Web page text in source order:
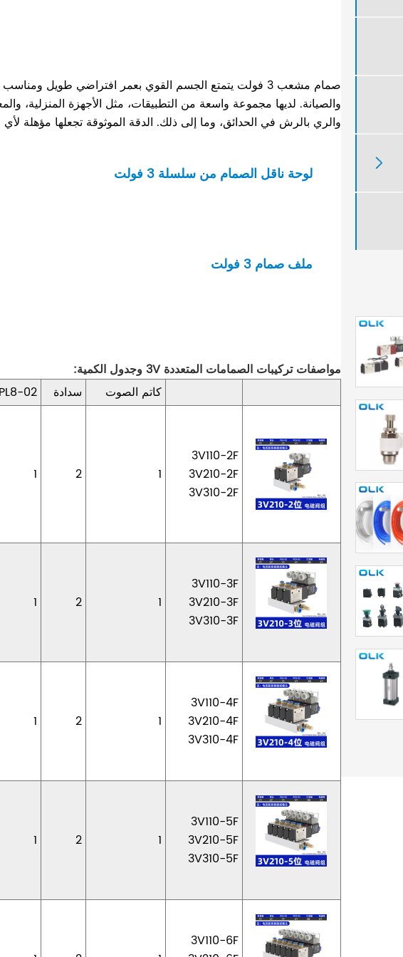

صمام مشعب 3 فولت يتمتع الجسم القوي بعمر افتراضي طويل
والصيانة. لديها مجموعة واسعة من التطبيقات، مثل الأجهزة المنزلية،
والري بالرش في الحدائق، وما إلى ذلك. الدقة الموثوقة تجعلها مؤهلة
لوحة ناقل الصمام من سلسلة 3 فولت
ملف صمام 3 فولت
مواصفات تركيبات الصمامات المتعددة 3V وجدول الكمية:
كاتم الصوت
سدادة 02
3V110-2F
3V210-2F
3V310-2F
1
2
1
3V110-3F
3V210-3F
3V310-3F
1
2
1
3V110-4F
3V210-4F
3V310-4F
1
2
1
3V110-5F
3V210-5F
3V310-5F
1
2
1
3V110-6F